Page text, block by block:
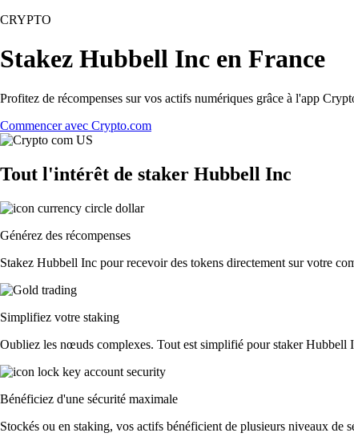
CRYPTO
Stakez Hubbell Inc en France
Profitez de récompenses sur vos actifs numériques grâce à l'app
Commencer avec Crypto.com
Tout l'intérêt de staker Hubbell Inc
Générez des récompenses
Stakez Hubbell Inc pour recevoir des tokens directement sur votre
Simplifiez votre staking
Oubliez les nœuds complexes. Tout est simplifié pour staker Hubbell
Bénéficiez d'une sécurité maximale
Stockés ou en staking, vos actifs bénéficient de plusieurs niveaux de